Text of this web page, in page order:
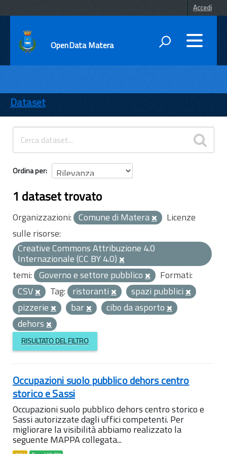
Accedi
OpenData Matera
ENTI
TEMI
INFORMAZIONI
Dataset
Ordina per
1 dataset trovato
Organizzazioni: Comune di Matera
Licenze
sulle risorse:
Creative Commons Attribuzione 4.0
Internazionale (CC BY 4.0)
temi: Governo e settore pubblico
Formati:
CSV
Tag: ristoranti
spazi pubblici
pizzerie
bar
cibo da asporto
dehors
RISULTATO DEL FILTRO
Occupazioni suolo pubblico dehors centro
storico e Sassi
Occupazioni suolo pubblico dehors centro storico e
Sassi autorizzate dagli uffici competenti. Per
migliorare la visibilità abbiamo realizzato la
seguente MAPPA collegata...